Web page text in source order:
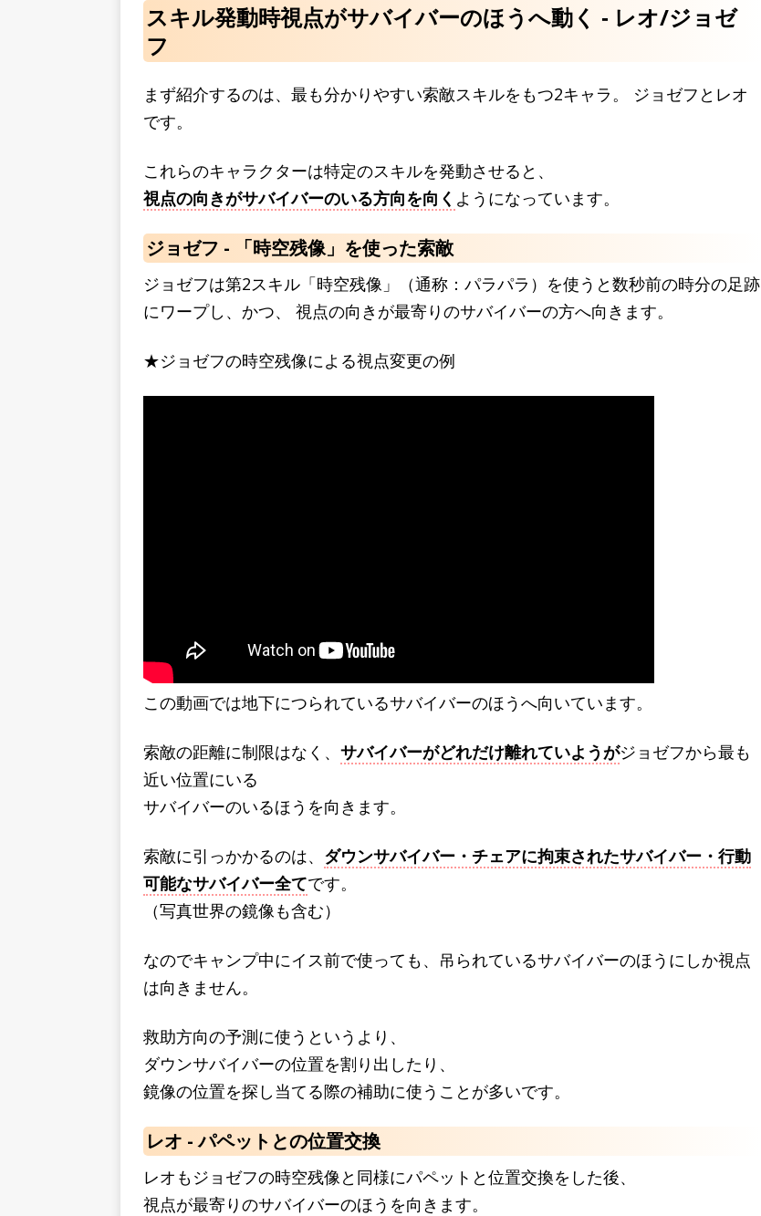
スキル発動時視点がサバイバーのほうへ動く ‐ レオ/ジョゼ
フ
まず紹介するのは、最も分かりやすい索敵スキルをもつ2キャラ。 ジョゼフとレオ
です。
これらのキャラクターは特定のスキルを発動させると、
視点の向きがサバイバーのいる方向を向く ようになっています。
ジョゼフ - 「時空残像」を使った索敵
ジョゼフは第2スキル「時空残像」（通称：パラパラ）を使うと数秒前の時分の足跡
にワープし、かつ、 視点の向きが最寄りのサバイバーの方へ向きます。
★ジョゼフの時空残像による視点変更の例
この動画では地下につられているサバイバーのほうへ向いています。
索敵の距離に制限はなく、 サバイバーがどれだけ離れていようがジョゼフから最も
近い位置にいる
サバイバーのいるほうを向きます。
索敵に引っかかるのは、 ダウンサバイバー・チェアに拘束されたサバイバー・行動
可能なサバイバー全てです。
（写真世界の鏡像も含む）
なのでキャンプ中にイス前で使っても、吊られているサバイバーのほうにしか視点
は向きません。
救助方向の予測に使うというより、
ダウンサバイバーの位置を割り出したり、
鏡像の位置を探し当てる際の補助に使うことが多いです。
レオ - パペットとの位置交換
レオもジョゼフの時空残像と同様にパペットと位置交換をした後、
視点が最寄りのサバイバーのほうを向きます。